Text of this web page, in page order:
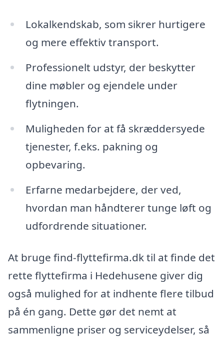
Lokalkendskab, som sikrer hurtigere
og mere effektiv transport.
Professionelt udstyr, der beskytter
dine møbler og ejendele under
flytningen.
Muligheden for at få skræddersyede
tjenester, f.eks. pakning og
opbevaring.
Erfarne medarbejdere, der ved,
hvordan man håndterer tunge løft og
udfordrende situationer.
At bruge find-flyttefirma.dk til at finde det
rette flyttefirma i Hedehusene giver dig
også mulighed for at indhente flere tilbud
på én gang. Dette gør det nemt at
sammenligne priser og serviceydelser, så